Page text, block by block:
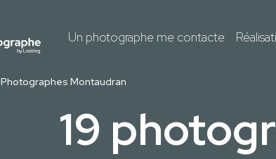
Un photographe me contacte
Photographes Montaudran
19